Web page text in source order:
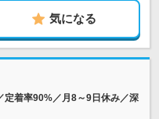
気になる
定着率90%／月8～9日休み／深